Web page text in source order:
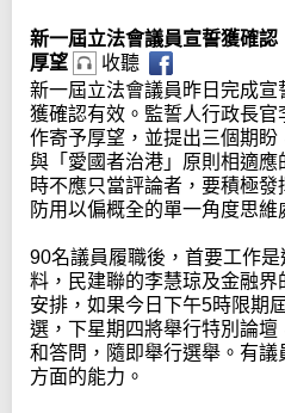
新一屆立法會議員宣誓獲確
厚望
收聽
新一屆立法會議員昨日完成
獲確認有效。監誓人行政長
作寄予厚望，並提出三個期盼
與「愛國者治港」原則相適
時不應只當評論者，要積極
防用以偏概全的單一角度思維
90名議員履職後，首要工作
料，民建聯的李慧琼及金融
安排，如果今日下午5時限期
選，下星期四將舉行特別論
和答問，隨即舉行選舉。有議
方面的能力。